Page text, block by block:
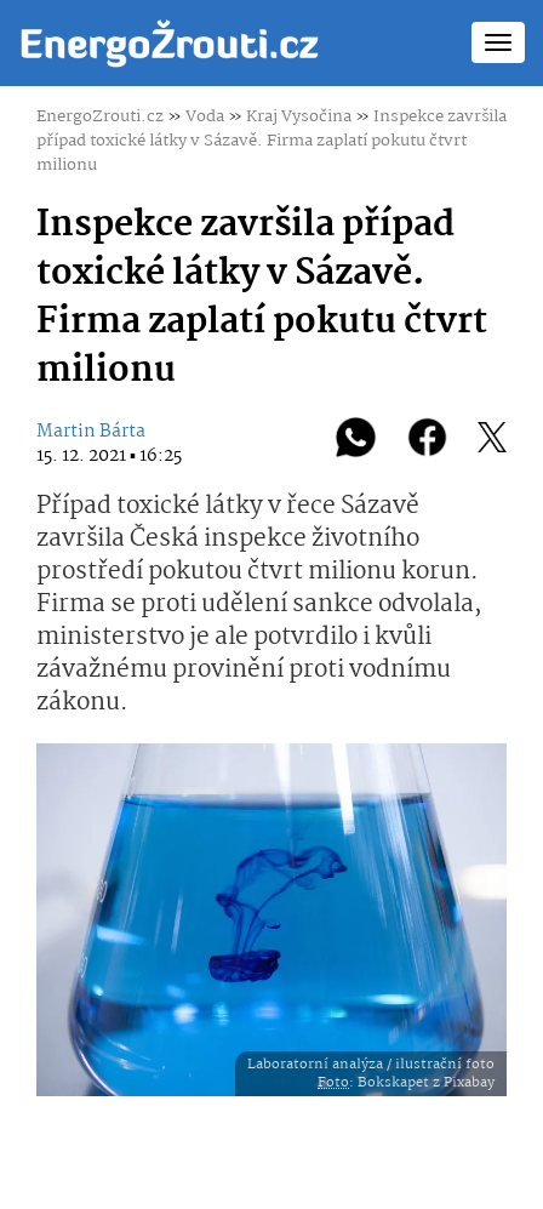
EnergoZrouti.cz»Voda»Kraj Vysočina» Inspekce završila
případ toxické látky v Sázavě. Firma zaplatí pokutu čtvrt
milionu
Inspekce završila případ
toxické látky v Sázavě.
Firma zaplatí pokutu čtvrt
milionu
Martin Bárta
15. 12. 2021 ▪ 16:25
Případ toxické látky v řece Sázavě
završila Česká inspekce životního
prostředí pokutou čtvrt milionu korun.
Firma se proti udělení sankce odvolala,
ministerstvo je ale potvrdilo i kvůli
závažnému provinění proti vodnímu
zákonu.
Laboratorní analýza / ilustrační foto
Foto: Bokskapet z Pixabay